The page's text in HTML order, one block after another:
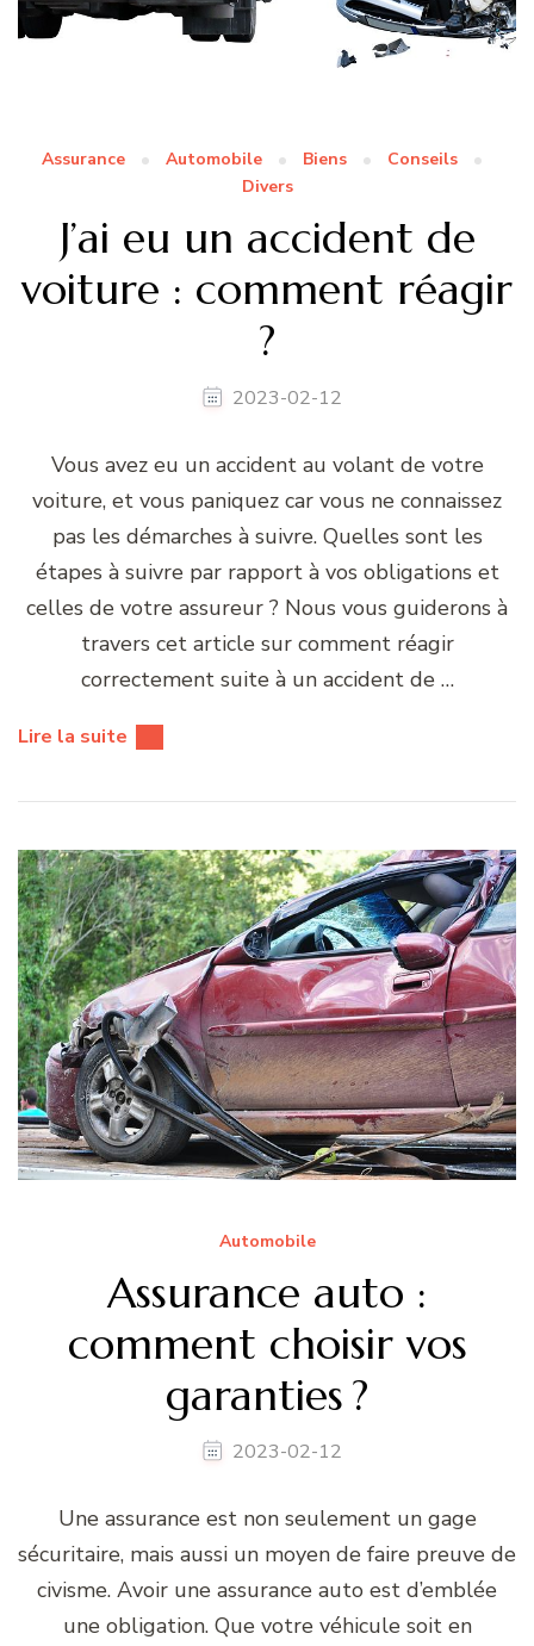
Assurance Automobile Biens
Conseils
Divers
J’ai eu un accident de
voiture : comment réagir
?
2023-02-12
Vous avez eu un accident au volant de votre
voiture, et vous paniquez car vous ne connaissez
pas les démarches à suivre. Quelles sont les
étapes à suivre par rapport à vos obligations et
celles de votre assureur ? Nous vous guiderons à
travers cet article sur comment réagir
correctement suite à un accident de …
Lire la suite
Automobile
Assurance auto :
comment choisir vos
garanties ?
2023-02-12
Une assurance est non seulement un gage
sécuritaire, mais aussi un moyen de faire preuve de
civisme. Avoir une assurance auto est d’emblée
une obligation. Que votre véhicule soit en